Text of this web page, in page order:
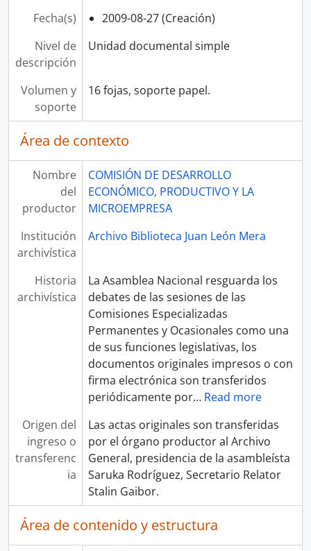
Fecha(s)
2009-08-27 (Creación)
Nivel de
descripción
Unidad documental simple
Volumen y
soporte
16 fojas, soporte papel.
Área de contexto
Nombre
del
productor
COMISIÓN DE DESARROLLO
ECONÓMICO, PRODUCTIVO Y LA
MICROEMPRESA
Institución
archivística
Archivo Biblioteca Juan León Mera
Historia
archivística
La Asamblea Nacional resguarda los
debates de las sesiones de las
Comisiones Especializadas
Permanentes y Ocasionales como una
de sus funciones legislativas, los
documentos originales impresos o con
firma electrónica son transferidos
periódicamente por… Read more
Origen del
ingreso o
transferenc
ia
Las actas originales son transferidas
por el órgano productor al Archivo
General, presidencia de la asambleísta
Saruka Rodríguez, Secretario Relator
Stalin Gaibor.
Área de contenido y estructura